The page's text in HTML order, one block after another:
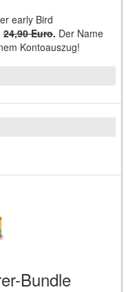
early Bird
24,90 Euro. Der Name
Kontoauszug!
Bundle